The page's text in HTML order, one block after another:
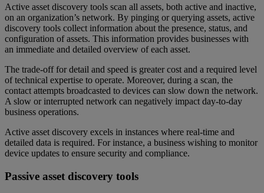
Active asset discovery tools scan all assets, both active and inactive,
on an organization’s network. By pinging or querying assets, active
discovery tools collect information about the presence, status, and
configuration of assets. This information provides businesses with
an immediate and detailed overview of each asset.
The trade-off for detail and speed is greater cost and a required level
of technical expertise to operate. Moreover, during a scan, the
contact attempts broadcasted to devices can slow down the network.
A slow or interrupted network can negatively impact day-to-day
business operations.
Active asset discovery excels in instances where real-time and
detailed data is required. For instance, a business wishing to monitor
device updates to ensure security and compliance.
Passive asset discovery tools